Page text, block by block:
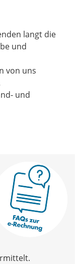
langt die
und
von uns
und